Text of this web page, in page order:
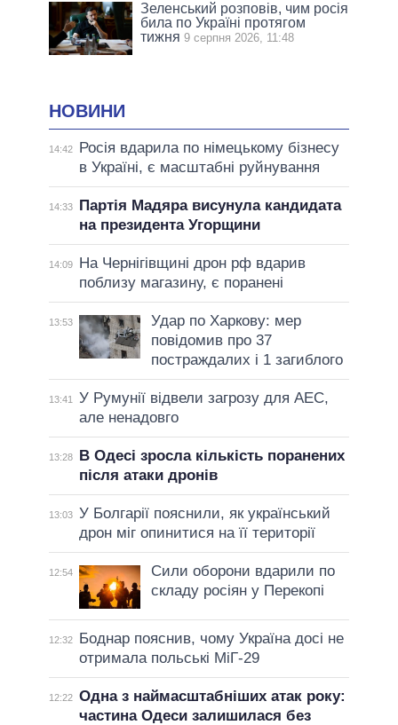
Зеленський розповів, чим росія
била по Україні протягом
тижня 9 серпня 2026, 11:48
НОВИНИ
14:42
Росія вдарила по німецькому бізнесу
в Україні, є масштабні руйнування
14:33
Партія Мадяра висунула кандидата
на президента Угорщини
14:09
На Чернігівщині дрон рф вдарив
поблизу магазину, є поранені
13:53
Удар по Харкову: мер
повідомив про 37
постраждалих і 1 загиблого
13:41
У Румунії відвели загрозу для АЕС,
але ненадовго
13:28
В Одесі зросла кількість поранених
після атаки дронів
13:03 У Болгарії пояснили, як український
дрон міг опинитися на її території
12:54
Сили оборони вдарили по
складу росіян у Перекопі
12:32
Боднар пояснив, чому Україна досі не
отримала польські МіГ-29
12:22 Одна з наймасштабніших атак року:
частина Одеси залишилася без